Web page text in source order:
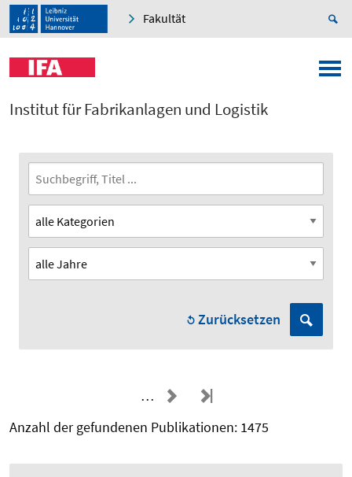
Fakultät
Institut für Fabrikanlagen und Logistik
Zurücksetzen
…
Anzahl der gefundenen Publikationen: 1475